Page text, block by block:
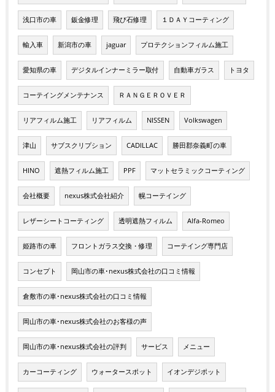
浅口市の車 鈑金修理 飛び石修理 １ＤＡＹコーティング
輸入車 新潟市の車 jaguar プロテクションフィルム施工
愛知県の車 デジタルインナーミラー取付 自動車ガラス トヨタ
コーテイングメンテナンス ＲＡＮＧＥＲＯＶＥＲ
リアフィルム施工 リアフィルム NISSEN Volkswagen
津山 サブスクリプション CADILLAC 勝田郡奈義町の車
HINO 遮熱フィルム施工 PPF マットセラミックコーティング
会社概要 nexus株式会社紹介 幌コーテイング
レザーシートコーティング 透明遮熱フィルム Alfa-Romeo
姫路市の車 フロントガラス交換・修理 コーテイング専門店
コンセプト 岡山市の車･nexus株式会社の口コミ情報
倉敷市の車･nexus株式会社の口コミ情報
岡山市の車･nexus株式会社のお客様の声
岡山市の車･nexus株式会社の評判 サービス メニュー
カーコーティング ウォータースポット イオンデジポット